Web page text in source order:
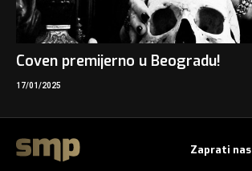
Coven premijerno u Beogradu!
17/01/2025
Zaprati nas